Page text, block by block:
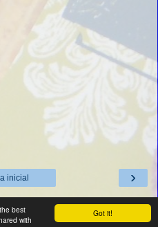
Got it!
best
with
›
inicial